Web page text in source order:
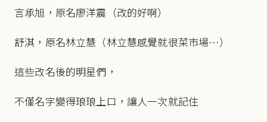
言承旭，原名廖洋震（改的好啊）
舒淇，原名林立慧（林立慧感覺就很菜市場…）
這些改名後的明星們，
不僅名字變得琅琅上口，讓人一次就記住